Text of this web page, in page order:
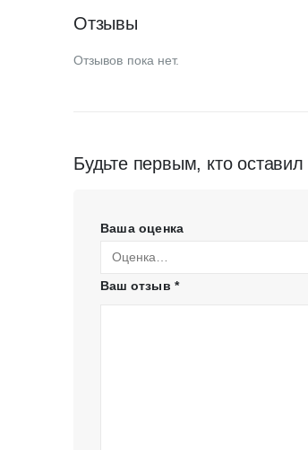
Отзывы
Отзывов пока нет.
Будьте первым, кто
Ваша оценка
Ваш отзыв *